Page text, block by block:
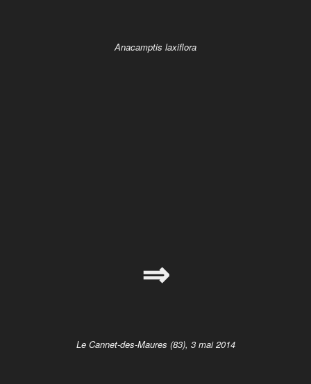
Anacamptis laxiflora
⇒
Le Cannet-des-Maures (83), 3 mai 2014